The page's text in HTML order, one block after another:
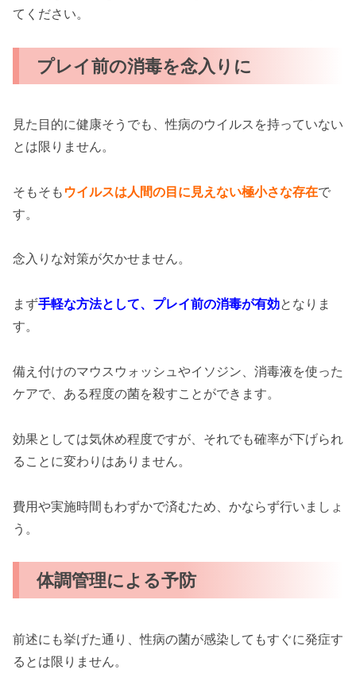
てください。
プレイ前の消毒を念入りに
見た目的に健康そうでも、性病のウイルスを持っていない
とは限りません。
そもそも ウイルスは人間の目に見えない極小さな存在で
す。
念入りな対策が欠かせません。
まず手軽な方法として、プレイ前の消毒が有効となりま
す。
備え付けのマウスウォッシュやイソジン、消毒液を使った
ケアで、ある程度の菌を殺すことができます。
効果としては気休め程度ですが、それでも確率が下げられ
ることに変わりはありません。
費用や実施時間もわずかで済むため、かならず行いましょ
う。
体調管理による予防
前述にも挙げた通り、性病の菌が感染してもすぐに発症す
るとは限りません。